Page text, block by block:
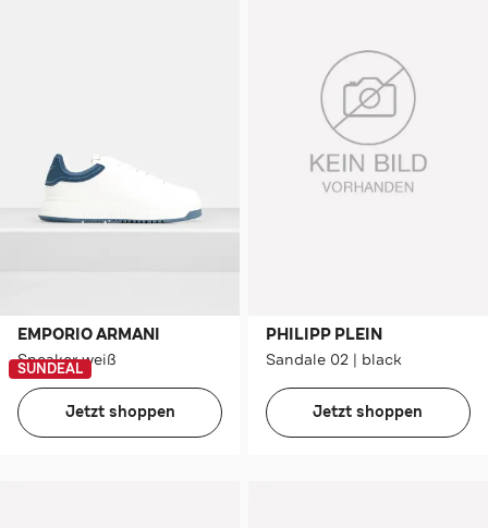
EMPORIO ARMANI
Sneaker weiß
SUNDEAL
Jetzt shoppen
PHILIPP PLEIN
Sandale 02 | black
Jetzt shoppen